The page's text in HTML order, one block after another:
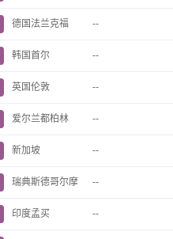
德国法兰克福 --
韩国首尔 --
英国伦敦 --
爱尔兰都柏林 --
新加坡 --
瑞典斯德哥尔摩 --
印度孟买 --